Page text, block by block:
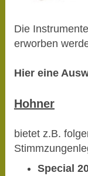
Die
erworben
Hier eine
Hohner
bietet z.B.